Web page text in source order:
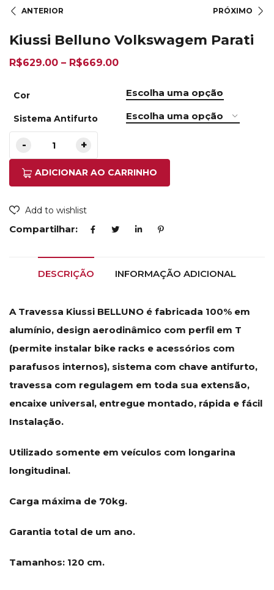
ANTERIOR PRÓXIMO
Kiussi Belluno Volkswagem Parati
R$629.00 – R$669.00
Cor
Sistema Antifurto
ADICIONAR AO CARRINHO
Add to wishlist
Compartilhar:
DESCRIÇÃO INFORMAÇÃO ADICIONAL
A Travessa Kiussi BELLUNO é fabricada 100% em
alumínio, design aerodinâmico com perfil em T
(permite instalar bike racks e acessórios com
parafusos internos), sistema com chave antifurto,
travessa com regulagem em toda sua extensão,
encaixe universal, entregue montado, rápida e fácil
Instalação.
Utilizado somente em veículos com longarina
longitudinal.
Carga máxima de 70kg.
Garantia total de um ano.
Tamanhos: 120 cm.